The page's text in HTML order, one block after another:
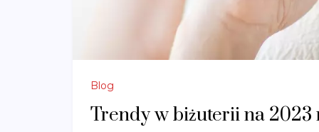
Blog
Trendy w biżuterii na 2023